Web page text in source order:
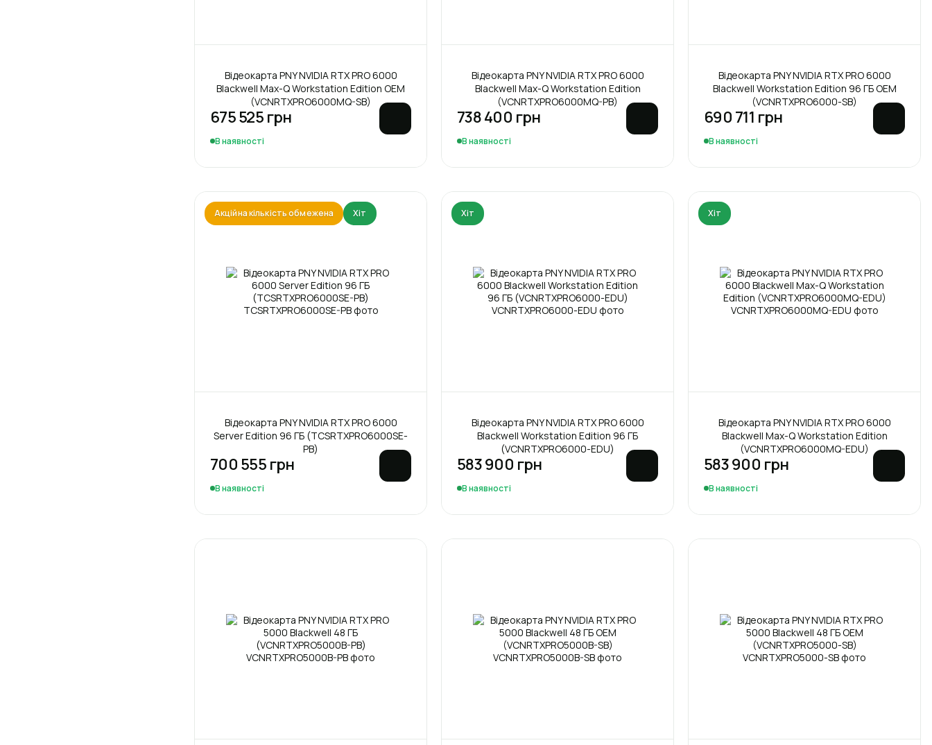
Відеокарта PNY NVIDIA RTX PRO 6000
Blackwell Max-Q Workstation Edition OEM
(VCNRTXPRO6000MQ-SB)
675 525 грн
В наявності
Відеокарта PNY NVIDIA RTX PRO 6000
Blackwell Max-Q Workstation Edition
(VCNRTXPRO6000MQ-PB)
738 400 грн
В наявності
Відеокарта PNY NVIDIA RTX PRO 6000
Blackwell Workstation Edition 96 ГБ OEM
(VCNRTXPRO6000-SB)
690 711 грн
В наявності
Акційна кількість обмежена Хіт
Відеокарта PNY NVIDIA RTX PRO 6000
Server Edition 96 ГБ (TCSRTXPRO6000SE-
PB)
700 555 грн
В наявності
Хіт
Відеокарта PNY NVIDIA RTX PRO 6000
Blackwell Workstation Edition 96 ГБ
(VCNRTXPRO6000-EDU)
583 900 грн
В наявності
Хіт
Відеокарта PNY NVIDIA RTX PRO 6000
Blackwell Max-Q Workstation Edition
(VCNRTXPRO6000MQ-EDU)
583 900 грн
В наявності